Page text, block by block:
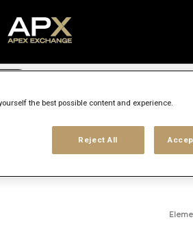
the best possible content and experience.
Reject All